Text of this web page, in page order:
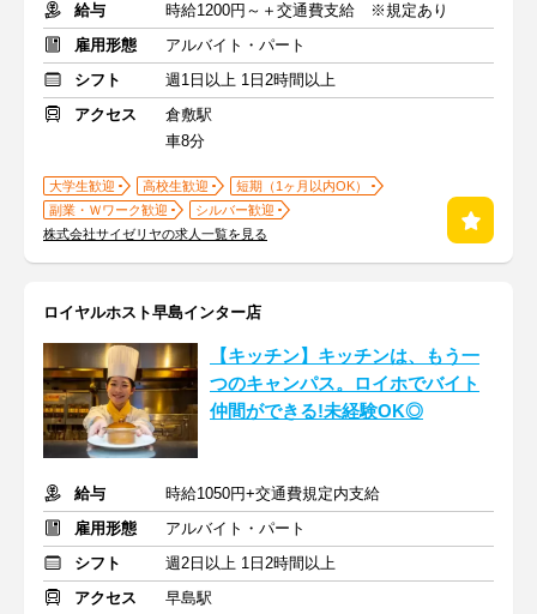
給与
時給1200円～＋交通費支給 ※規定あり
雇用形態
アルバイト・パート
シフト
週1日以上 1日2時間以上
アクセス
倉敷駅
車8分
大学生歓迎 高校生歓迎
短期（1ヶ月以内OK）
副業・Ｗワーク歓迎
シルバー歓迎
株式会社サイゼリヤの求人一覧を見る
ロイヤルホスト早島インター店
【キッチン】キッチンは、もう一
つのキャンパス。ロイホでバイト
仲間ができる!未経験OK◎
給与
時給1050円+交通費規定内支給
雇用形態
アルバイト・パート
シフト
週2日以上 1日2時間以上
アクセス
早島駅